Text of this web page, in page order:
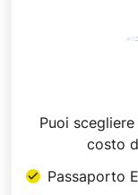
Puoi
costo
Passaporto